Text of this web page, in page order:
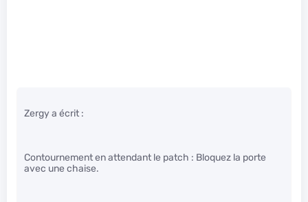
Zergy a écrit :
Contournement en attendant le patch : Bloquez la porte
avec une chaise.